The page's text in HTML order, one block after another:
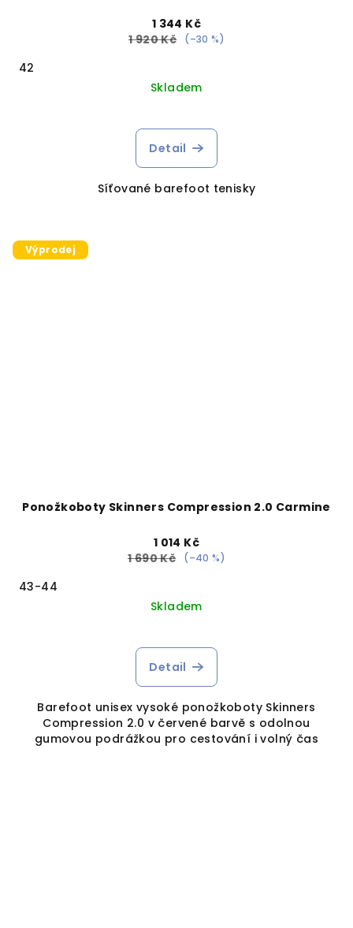
1 344 Kč
1 920 Kč
(–30 %)
42
Skladem
Detail
Síťované barefoot tenisky
Výprodej
Ponožkoboty Skinners Compression 2.0 Carmine
1 014 Kč
1 690 Kč
(–40 %)
43-44
Skladem
Detail
Barefoot unisex vysoké ponožkoboty Skinners
Compression 2.0 v červené barvě s odolnou
gumovou podrážkou pro cestování i volný čas